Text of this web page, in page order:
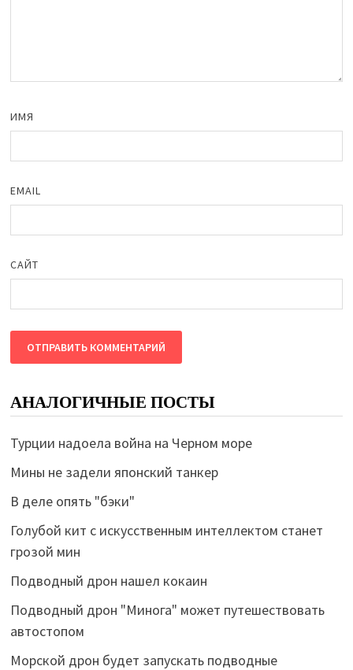
ИМЯ
EMAIL
САЙТ
АНАЛОГИЧНЫЕ ПОСТЫ
Турции надоела война на Черном море
Мины не задели японский танкер
В деле опять "бэки"
Голубой кит с искусственным интеллектом станет
грозой мин
Подводный дрон нашел кокаин
Подводный дрон "Минога" может путешествовать
автостопом
Морской дрон будет запускать подводные